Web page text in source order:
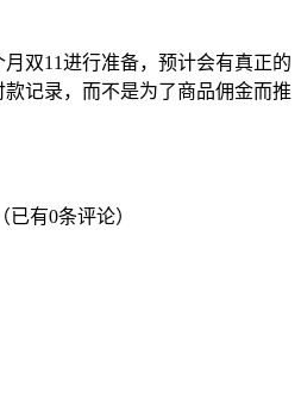
双11进行准备，预计会有真正的
记录，而不是为了商品佣金而推
已有0条评论）